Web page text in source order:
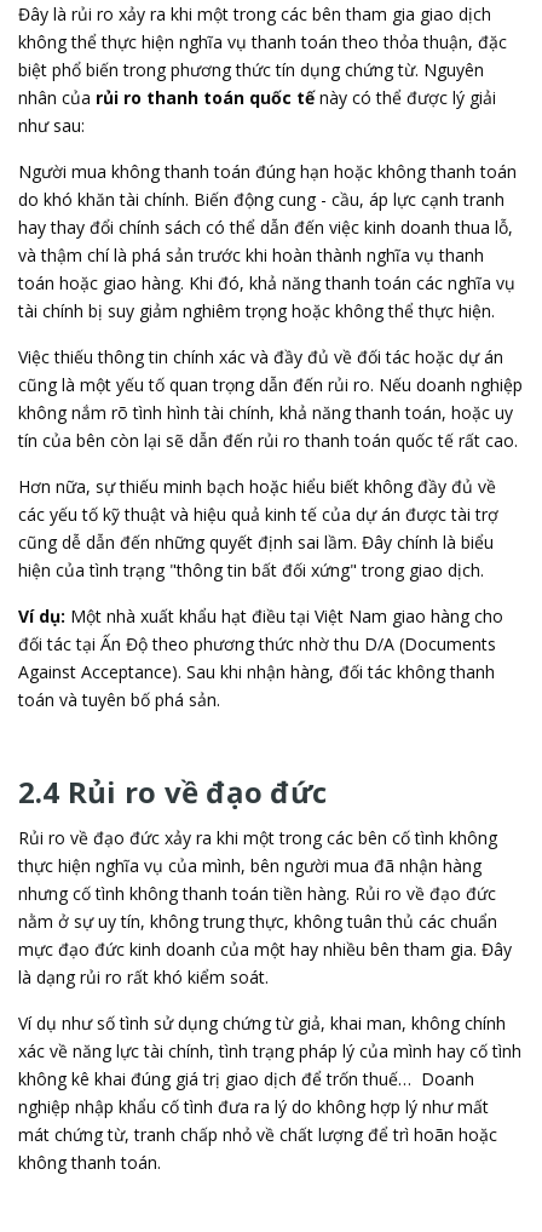
Đây là rủi ro xảy ra khi một trong các bên tham gia giao dịch
không thể thực hiện nghĩa vụ thanh toán theo thỏa thuận, đặc
biệt phổ biến trong phương thức tín dụng chứng từ. Nguyên
nhân của rủi ro thanh toán quốc tếnày có thể được lý giải
như sau:
Người mua không thanh toán đúng hạn hoặc không thanh toán
do khó khăn tài chính. Biến động cung - cầu, áp lực cạnh tranh
hay thay đổi chính sách có thể dẫn đến việc kinh doanh thua lỗ,
và thậm chí là phá sản trước khi hoàn thành nghĩa vụ thanh
toán hoặc giao hàng. Khi đó, khả năng thanh toán các nghĩa vụ
tài chính bị suy giảm nghiêm trọng hoặc không thể thực hiện.
Việc thiếu thông tin chính xác và đầy đủ về đối tác hoặc dự án
cũng là một yếu tố quan trọng dẫn đến rủi ro. Nếu doanh nghiệp
không nắm rõ tình hình tài chính, khả năng thanh toán, hoặc uy
tín của bên còn lại sẽ dẫn đến rủi ro thanh toán quốc tế rất cao.
Hơn nữa, sự thiếu minh bạch hoặc hiểu biết không đầy đủ về
các yếu tố kỹ thuật và hiệu quả kinh tế của dự án được tài trợ
cũng dễ dẫn đến những quyết định sai lầm. Đây chính là biểu
hiện của tình trạng "thông tin bất đối xứng" trong giao dịch.
Ví dụ: Một nhà xuất khẩu hạt điều tại Việt Nam giao hàng cho
đối tác tại Ấn Độ theo phương thức nhờ thu D/A (Documents
Against Acceptance). Sau khi nhận hàng, đối tác không thanh
toán và tuyên bố phá sản.
2.4 Rủi ro về đạo đức
Rủi ro về đạo đức xảy ra khi một trong các bên cố tình không
thực hiện nghĩa vụ của mình, bên người mua đã nhận hàng
nhưng cố tình không thanh toán tiền hàng. Rủi ro về đạo đức
nằm ở sự uy tín, không trung thực, không tuân thủ các chuẩn
mực đạo đức kinh doanh của một hay nhiều bên tham gia. Đây
là dạng rủi ro rất khó kiểm soát.
Ví dụ như số tình sử dụng chứng từ giả, khai man, không chính
xác về năng lực tài chính, tình trạng pháp lý của mình hay cố tình
không kê khai đúng giá trị giao dịch để trốn thuế… Doanh
nghiệp nhập khẩu cố tình đưa ra lý do không hợp lý như mất
mát chứng từ, tranh chấp nhỏ về chất lượng để trì hoãn hoặc
không thanh toán.